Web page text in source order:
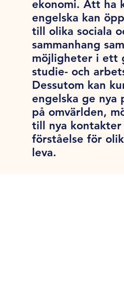
ekonomi. Att ha
engelska kan
till olika sociala
sammanhang
möjligheter i ett
studie- och
Dessutom kan
engelska ge nya
på omvärlden,
till nya kontakter
förståelse för
leva.